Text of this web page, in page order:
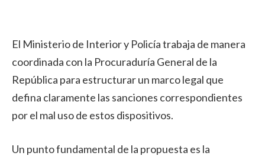
El Ministerio de Interior y Policía trabaja de manera
coordinada con la Procuraduría General de la
República para estructurar un marco legal que
defina claramente las sanciones correspondientes
por el mal uso de estos dispositivos.
Un punto fundamental de la propuesta es la